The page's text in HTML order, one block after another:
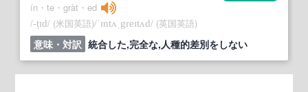
ín・te・gràt・ed
/‐ṭɪd/ (米国英語)/ˈɪntʌˌgreɪtʌd/ (英国英語)
意味・対訳 統合した,完全な,人種的差別をしない